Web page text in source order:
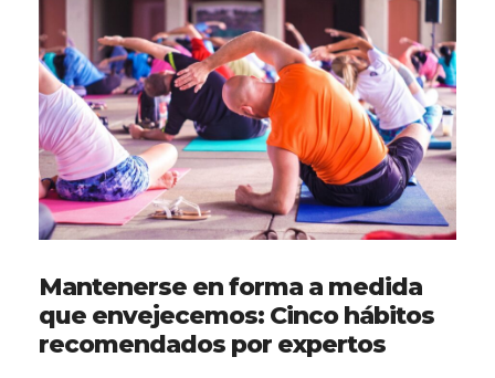
Mantenerse en forma a medida
que envejecemos: Cinco hábitos
recomendados por expertos